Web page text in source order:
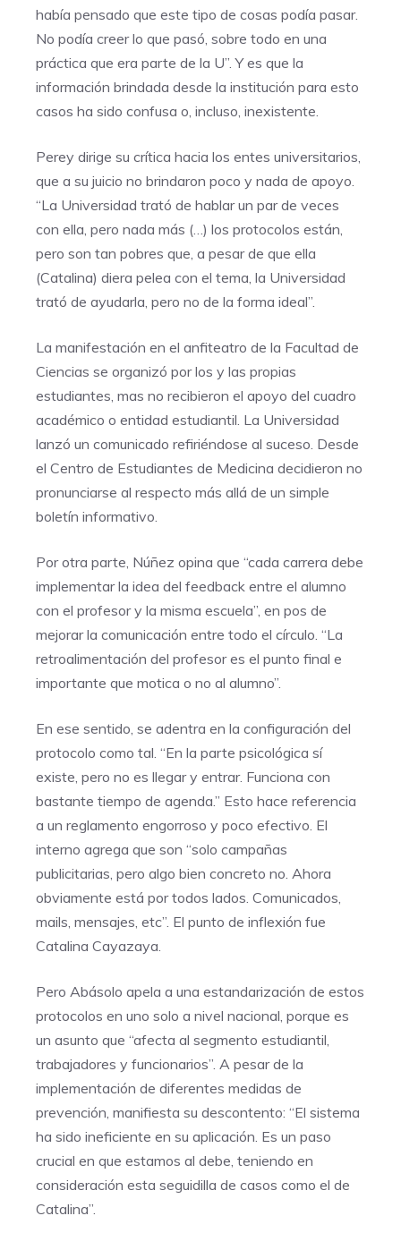
había pensado que este tipo de cosas podía pasar.
No podía creer lo que pasó, sobre todo en una
práctica que era parte de la U”. Y es que la
información brindada desde la institución para esto
casos ha sido confusa o, incluso, inexistente.
Perey dirige su crítica hacia los entes universitarios,
que a su juicio no brindaron poco y nada de apoyo.
“La Universidad trató de hablar un par de veces
con ella, pero nada más (…) los protocolos están,
pero son tan pobres que, a pesar de que ella
(Catalina) diera pelea con el tema, la Universidad
trató de ayudarla, pero no de la forma ideal”.
La manifestación en el anfiteatro de la Facultad de
Ciencias se organizó por los y las propias
estudiantes, mas no recibieron el apoyo del cuadro
académico o entidad estudiantil. La Universidad
lanzó un comunicado refiriéndose al suceso. Desde
el Centro de Estudiantes de Medicina decidieron no
pronunciarse al respecto más allá de un simple
boletín informativo.
Por otra parte, Núñez opina que “cada carrera debe
implementar la idea del feedback entre el alumno
con el profesor y la misma escuela”, en pos de
mejorar la comunicación entre todo el círculo. “La
retroalimentación del profesor es el punto final e
importante que motica o no al alumno”.
En ese sentido, se adentra en la configuración del
protocolo como tal. “En la parte psicológica sí
existe, pero no es llegar y entrar. Funciona con
bastante tiempo de agenda.” Esto hace referencia
a un reglamento engorroso y poco efectivo. El
interno agrega que son “solo campañas
publicitarias, pero algo bien concreto no. Ahora
obviamente está por todos lados. Comunicados,
mails, mensajes, etc”. El punto de inflexión fue
Catalina Cayazaya.
Pero Abásolo apela a una estandarización de estos
protocolos en uno solo a nivel nacional, porque es
un asunto que “afecta al segmento estudiantil,
trabajadores y funcionarios”. A pesar de la
implementación de diferentes medidas de
prevención, manifiesta su descontento: “El sistema
ha sido ineficiente en su aplicación. Es un paso
crucial en que estamos al debe, teniendo en
consideración esta seguidilla de casos como el de
Catalina”.